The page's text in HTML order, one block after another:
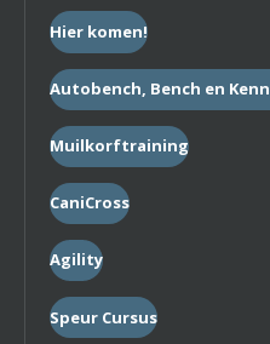
Hier komen!
Autobench, Bench en
Muilkorftraining
CaniCross
Agility
Speur Cursus